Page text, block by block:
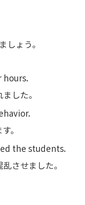
しょう。
hours.
した。
。
the students.
させました。